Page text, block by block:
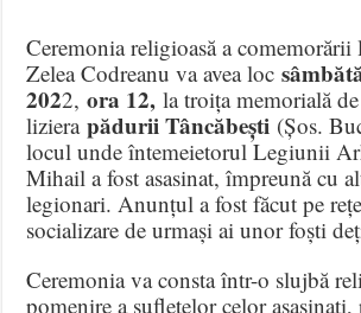
Ceremonia religioasă a
Zelea Codreanu va avea loc
2022, ora 12, la troița memorială
lizierapădurii Tâncăbești (Șos.
locul unde întemeietorul Legiunii
Mihail a fost asasinat, împreună cu
legionari. Anunțul a fost făcut pe
socializare de urmași ai unor foști
Ceremonia va consta într-o slujbă
pomenire a sufletelor celor